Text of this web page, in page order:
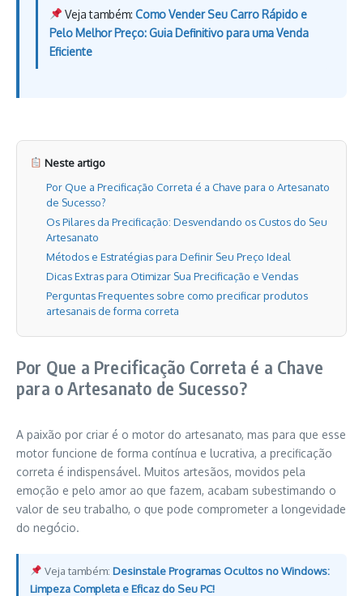
Veja também: Como Vender Seu Carro Rápido e
Pelo Melhor Preço: Guia Definitivo para uma Venda
Eficiente
Neste artigo
Por Que a Precificação Correta é a Chave para o Artesanato
de Sucesso?
Os Pilares da Precificação: Desvendando os Custos do Seu
Artesanato
Métodos e Estratégias para Definir Seu Preço Ideal
Dicas Extras para Otimizar Sua Precificação e Vendas
Perguntas Frequentes sobre como precificar produtos
artesanais de forma correta
Por Que a Precificação Correta é a Chave
para o Artesanato de Sucesso?
A paixão por criar é o motor do artesanato, mas para que esse
motor funcione de forma contínua e lucrativa, a precificação
correta é indispensável. Muitos artesãos, movidos pela
emoção e pelo amor ao que fazem, acabam subestimando o
valor de seu trabalho, o que pode comprometer a longevidade
do negócio.
Veja também:Desinstale Programas Ocultos no Windows:
Limpeza Completa e Eficaz do Seu PC!